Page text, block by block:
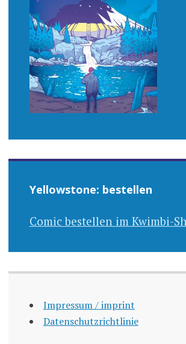
Yellowstone: bestellen
Comic bestellen im Kwimbi-
Impressum / imprint
Datenschutzrichtlinie